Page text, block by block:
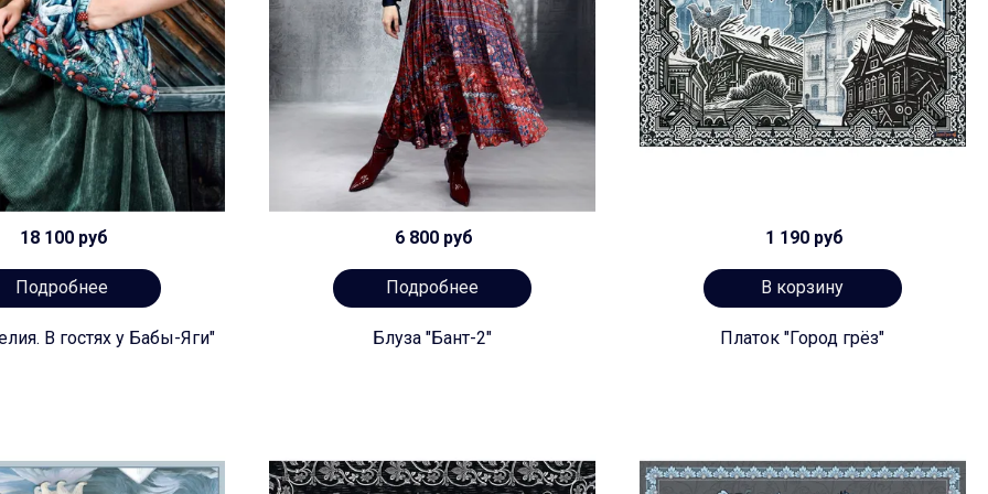
18 100 руб
Подробнее
В гостях у Бабы-Яги"
6 800 руб
Подробнее
Блуза "Бант-2"
1 190 руб
В корзину
Платок "Город грёз"